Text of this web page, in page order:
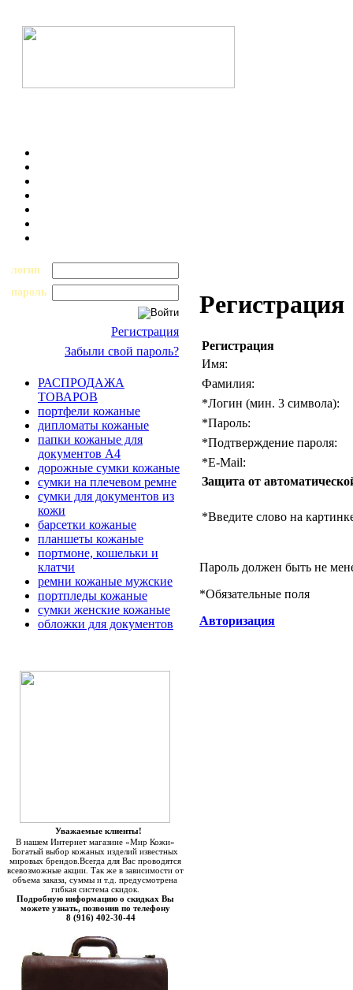
логин
пароль
Регистрация
Забыли свой пароль?
РАСПРОДАЖА
ТОВАРОВ
портфели кожаные
дипломаты кожаные
папки кожаные для
документов А4
дорожные сумки кожаные
сумки на плечевом ремне
сумки для документов из
кожи
барсетки кожаные
планшеты кожаные
портмоне, кошельки и
клатчи
ремни кожаные мужские
портпледы кожаные
сумки женские кожаные
обложки для документов
Уважаемые клиенты!
В нашем Интернет магазине «Мир Кожи»
Богатый выбор кожаных изделий известных
мировых брендов.Всегда для Вас проводятся
всевозможные акции. Так же в зависимости от
объема заказа, суммы и т.д. предусмотрена
гибкая система скидок.
Подробную информацию о скидках Вы
можете узнать, позвонив по телефону
8 (916) 402-30-44
Регистрация
Регистрация
Имя:
Фамилия:
*Логин (мин. 3 символа):
*Пароль:
*Подтверждение пароля:
*E-Mail:
Защита от
*Введите слово на
Пароль должен быть не
*Обязательные поля
Авторизация